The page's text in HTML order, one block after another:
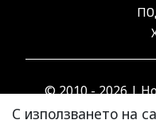
С използването на
© 2010 - 2026 |